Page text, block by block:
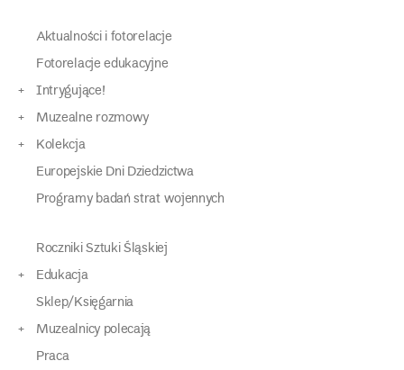
Aktualności i fotorelacje
Fotorelacje edukacyjne
Intrygujące!
Muzealne rozmowy
Kolekcja
Europejskie Dni Dziedzictwa
Programy badań strat wojennych
Roczniki Sztuki Śląskiej
Edukacja
Sklep/Księgarnia
Muzealnicy polecają
Praca